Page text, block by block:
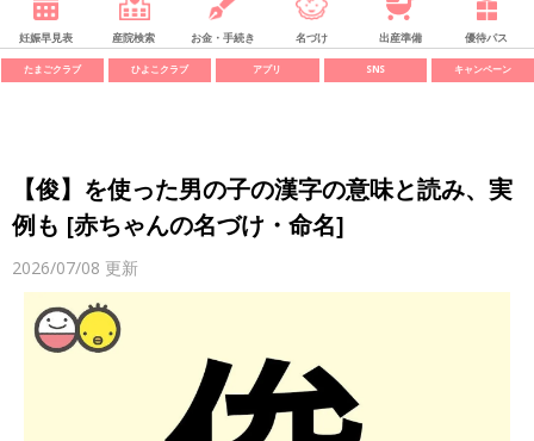
妊娠早見表 産院検索 お金・手続き 名づけ 出産準備 優待パス
たまごクラブ ひよこクラブ アプリ SNS キャンペーン
【俊】を使った男の子の漢字の意味と読み、実
例も [赤ちゃんの名づけ・命名]
2026/07/08 更新